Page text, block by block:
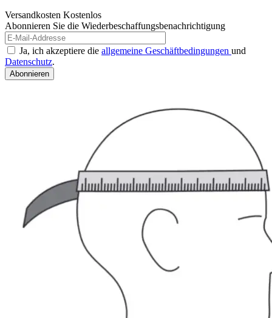
Versandkosten Kostenlos
Abonnieren Sie die Wiederbeschaffungsbenachrichtigung
Ja, ich akzeptiere die allgemeine Geschäftbedingungen und
Datenschutz.
Abonnieren